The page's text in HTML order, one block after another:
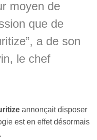
moyen de
que de
a de son
le chef
annonçait disposer
est en effet désormais